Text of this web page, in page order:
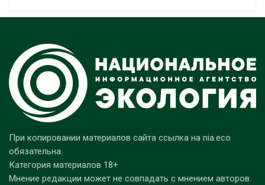
При копировании материалов сайта ссылка на nia.eco
обязательна.
Категория материалов 18+
Мнение редакции может не совпадать с мнением авторов.